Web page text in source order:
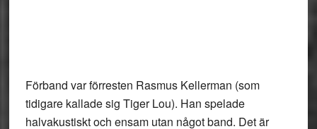
Förband var förresten Rasmus Kellerman (som
tidigare kallade sig Tiger Lou). Han spelade
halvakustiskt och ensam utan något band. Det är